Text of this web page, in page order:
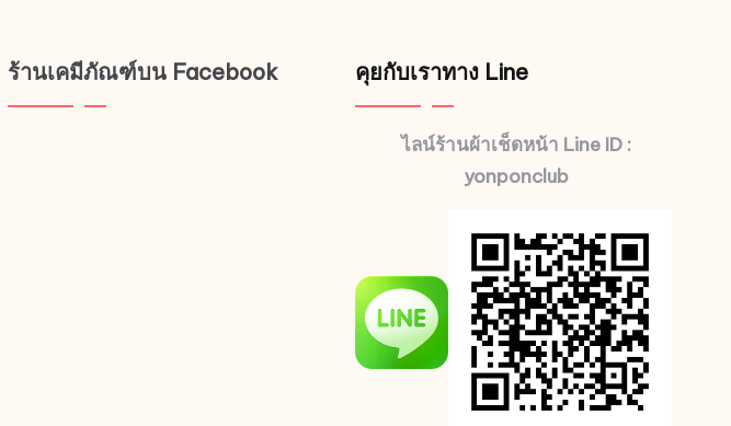
ร้านเคมีภัณฑ์บน Facebook คุยกับเราทาง Line
ไลน์ร้านผ้าเช็ดหน้า Line ID :
yonponclub